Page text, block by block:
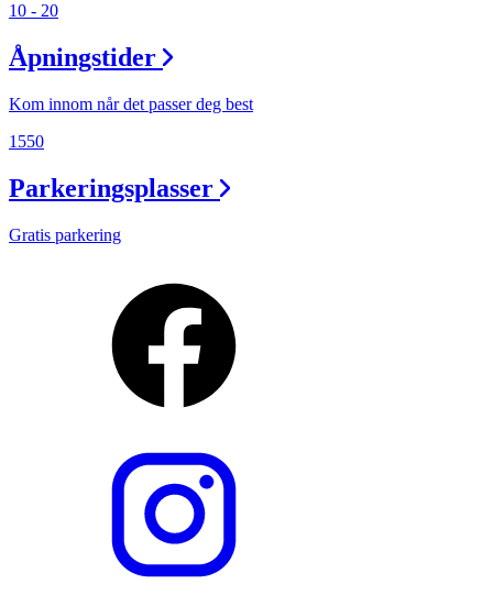
10 - 20
Åpningstider
Kom innom når det passer deg best
1550
Parkeringsplasser
Gratis parkering